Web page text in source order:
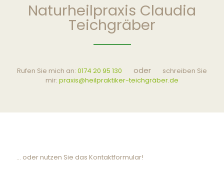
Naturheilpraxis Claudia
Teichgräber
Rufen Sie mich an: 0174 20 95 130 oder
schreiben Sie
mir: praxis@heilpraktiker-teichgräber.de
... oder nutzen Sie das Kontaktformular!